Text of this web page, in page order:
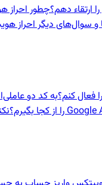
ارتقاء دهم؟چطور احراز هویت
و سوال‌های دیگر احراز
فعال کنم؟به کد دو